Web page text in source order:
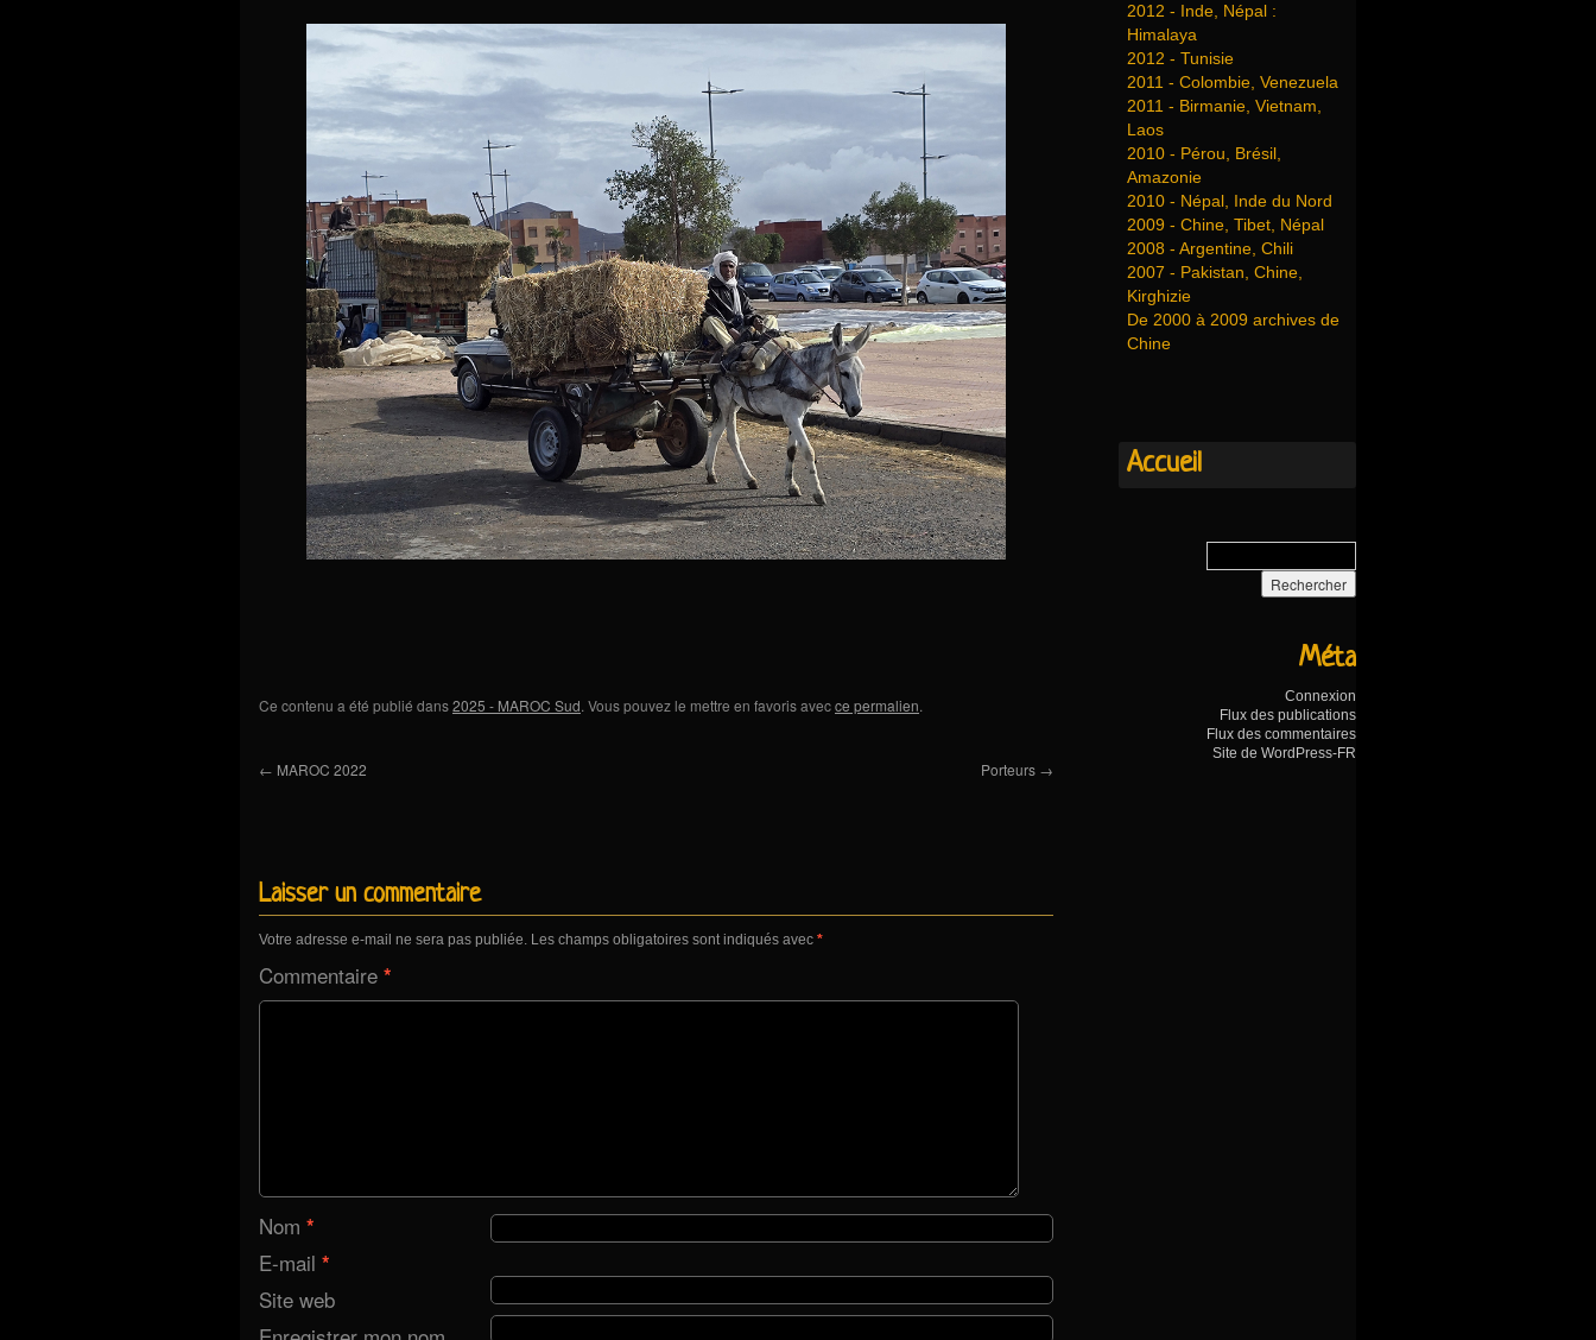
Ce contenu a été publié dans2025 - MAROC Sud. Vous pouvez le mettre en favoris avecce permalien.
← MAROC 2022 Porteurs →
Laisser un commentaire
Votre adresse e-mail ne sera pas publiée. Les champs obligatoires sont indiqués avec *
Commentaire *
Nom *
E-mail *
Site web
2012 - Inde, Népal :
Himalaya
2012 - Tunisie
2011 - Colombie, Venezuela
2011 - Birmanie, Vietnam,
Laos
2010 - Pérou, Brésil,
Amazonie
2010 - Népal, Inde du Nord
2009 - Chine, Tibet, Népal
2008 - Argentine, Chili
2007 - Pakistan, Chine,
Kirghizie
De 2000 à 2009 archives de
Chine
Accueil
Méta
Connexion
Flux des publications
Flux des commentaires
Site de WordPress-FR